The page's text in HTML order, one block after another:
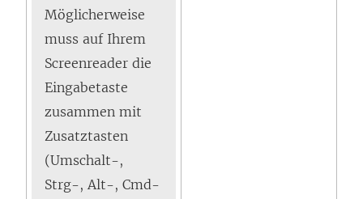
Möglicherweise
muss auf Ihrem
Screenreader die
Eingabetaste
zusammen mit
Zusatztasten
(Umschalt-,
Strg-, Alt-, Cmd-